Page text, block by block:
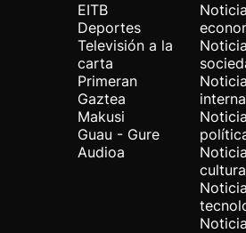
EITB
Deportes
Televisión a la
carta
Primeran
Gaztea
Makusi
Guau - Gure
Audioa
cultura